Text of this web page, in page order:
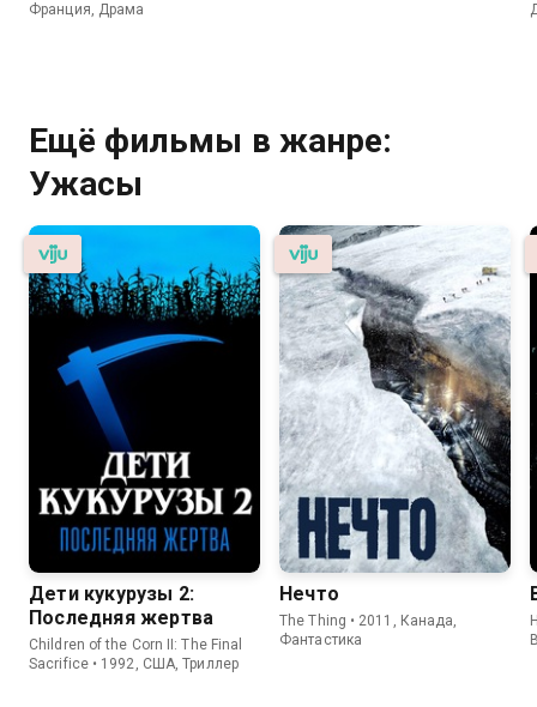
Франция, Драма
Ещё фильмы в жанре:
Ужасы
Дети кукурузы 2:
Последняя жертва
Children of the Corn II: The Final
Sacrifice • 1992, США, Триллер
Нечто
The Thing • 2011, Канада,
Фантастика